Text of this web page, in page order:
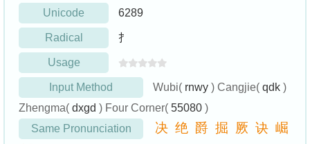
Unicode 6289
Radical 扌
Usage
Input Method Wubi( rnwy ) Cangjie( qdk )
Zhengma( dxgd ) Four Corner( 55080 )
Same Pronunciation
决 绝 爵 掘 厥 诀 崛